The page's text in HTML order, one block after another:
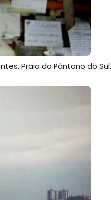
Praia do Pântano do Sul.